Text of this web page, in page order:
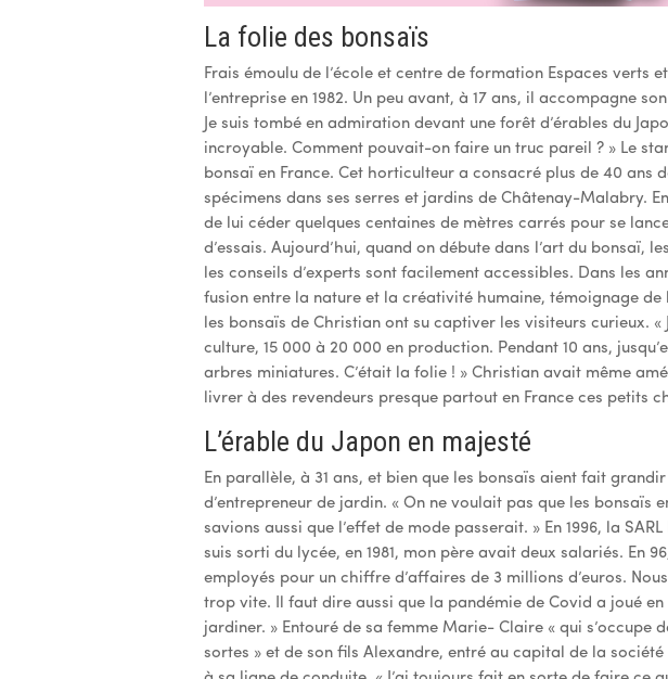
La folie des bonsaïs
Frais émoulu de l’école et centre de formation Espaces verts
l’entreprise en 1982. Un peu avant, à 17 ans, il accompagne
Je suis tombé en admiration devant une forêt d’érables du
incroyable. Comment pouvait-on faire un truc pareil ? » Le
bonsaï en France. Cet horticulteur a consacré plus de 40 ans
spécimens dans ses serres et jardins de Châtenay-Malabry.
de lui céder quelques centaines de mètres carrés pour se
d’essais. Aujourd’hui, quand on débute dans l’art du bonsaï,
les conseils d’experts sont facilement accessibles. Dans les
fusion entre la nature et la créativité humaine, témoignage
les bonsaïs de Christian ont su captiver les visiteurs curieux. «
culture, 15 000 à 20 000 en production. Pendant 10 ans,
arbres miniatures. C’était la folie ! » Christian avait même
livrer à des revendeurs presque partout en France ces petits
L’érable du Japon en majesté
En parallèle, à 31 ans, et bien que les bonsaïs aient fait
d’entrepreneur de jardin. « On ne voulait pas que les bonsaïs
savions aussi que l’effet de mode passerait. » En 1996, la
suis sorti du lycée, en 1981, mon père avait deux salariés. En
employés pour un chiffre d’affaires de 3 millions d’euros.
trop vite. Il faut dire aussi que la pandémie de Covid a joué en
jardiner. » Entouré de sa femme Marie- Claire « qui s’occupe
sortes » et de son fils Alexandre, entré au capital de la